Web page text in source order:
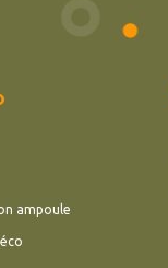
ampoule